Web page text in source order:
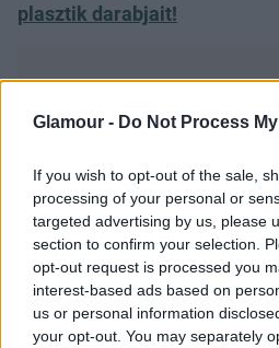
Glamour - Do Not Process
If you wish to opt-out of the sale,
processing of your personal or
targeted advertising by us, please
section to confirm your selection.
opt-out request is processed you
interest-based ads based on
us or personal information
your opt-out. You may separately
plasztik darabjait!
Plasztik szerelem - Egy tucat
műanyag kiegészítő